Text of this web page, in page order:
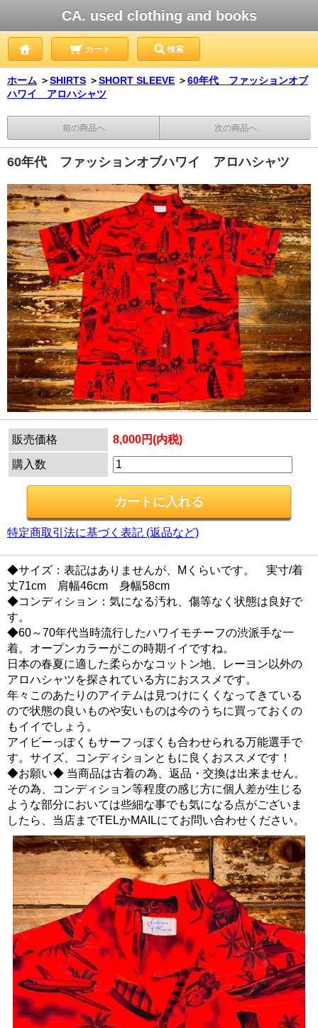
CA. used clothing and books
カート 検索
ホーム ＞SHIRTS ＞SHORT SLEEVE ＞60年代 ファッションオブ
ハワイ アロハシャツ
前の商品へ 次の商品へ
60年代 ファッションオブハワイ アロハシャツ
販売価格 8,000円(内税)
購入数
特定商取引法に基づく表記 (返品など)
◆サイズ：表記はありませんが、Mくらいです。 実寸/着
丈71cm 肩幅46cm 身幅58cm
◆コンディション：気になる汚れ、傷等なく状態は良好で
す。
◆60～70年代当時流行したハワイモチーフの渋派手な一
着。オープンカラーがこの時期イイですね。
日本の春夏に適した柔らかなコットン地、レーヨン以外の
アロハシャツを探されている方におススメです。
年々このあたりのアイテムは見つけにくくなってきている
ので状態の良いものや安いものは今のうちに買っておくの
もイイでしょう。
アイビーっぽくもサーフっぽくも合わせられる万能選手で
す。サイズ、コンディションともに良くおススメです！
◆お願い◆ 当商品は古着の為、返品・交換は出来ません。
その為、コンディション等程度の感じ方に個人差が生じる
ような部分においては些細な事でも気になる点がございま
したら、当店までTELかMAILにてお問い合わせください。